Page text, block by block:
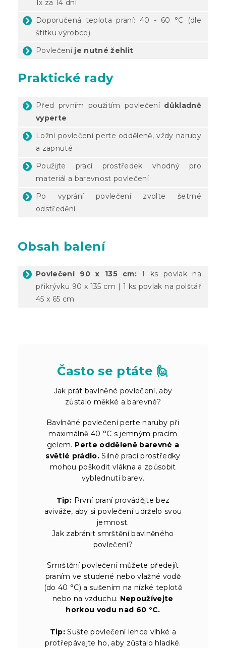
1x za 14 dní
Doporučená teplota praní: 40 - 60 °C (dle
štítku výrobce)
Povlečení je nutné žehlit
Praktické rady
Před prvním použitím povlečení důkladně
vyperte
Ložní povlečení perte odděleně, vždy naruby
a zapnuté
Použijte prací prostředek vhodný pro
materiál a barevnost povlečení
Po vyprání povlečení zvolte šetrné
odstředění
Obsah balení
Povlečení 90 x 135 cm: 1 ks povlak na
přikrývku 90 x 135 cm | 1 ks povlak na polštář
45 x 65 cm
Často se ptáte 🙋
Jak prát bavlněné povlečení, aby
zůstalo měkké a barevné?
Bavlněné povlečení perte naruby při
maximálně 40 °C s jemným pracím
gelem. Perte odděleně barevné a
světlé prádlo. Silné prací prostředky
mohou poškodit vlákna a způsobit
vyblednutí barev.
Tip: První praní provádějte bez
aviváže, aby si povlečení udrželo svou
jemnost.
Jak zabránit smrštění bavlněného
povlečení?
Smrštění povlečení můžete předejít
praním ve studené nebo vlažné vodě
(do 40 °C) a sušením na nízké teplotě
nebo na vzduchu. Nepoužívejte
horkou vodu nad 60 °C.
Tip: Sušte povlečení lehce vlhké a
protřepávejte ho, aby zůstalo hladké.